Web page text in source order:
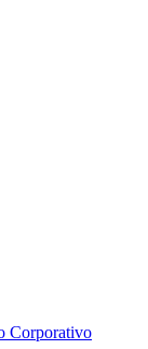
Corporativo